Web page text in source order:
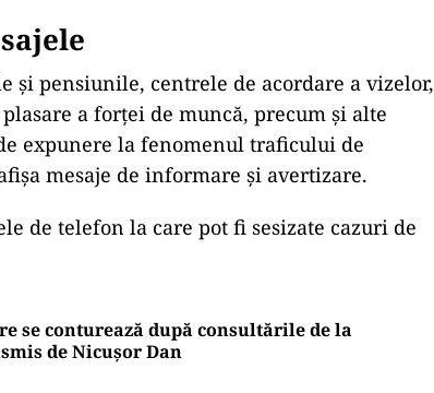
pensiunile, centrele de acordare a vizelor,
a forței de muncă, precum și alte
expunere la fenomenul traficului de
mesaje de informare și avertizare.
de telefon la care pot fi sesizate cazuri de
se conturează după consultările de la
de Nicușor Dan